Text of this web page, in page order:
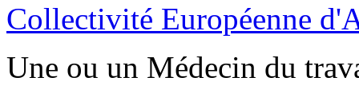
Collectivité Européenne
Une ou un Médecin du